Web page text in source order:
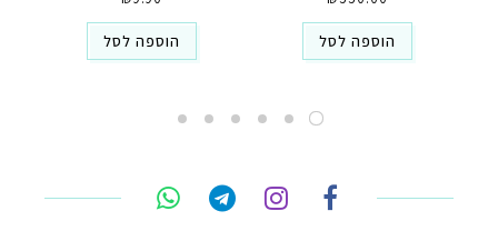
הוספה לסל הוספה לסל